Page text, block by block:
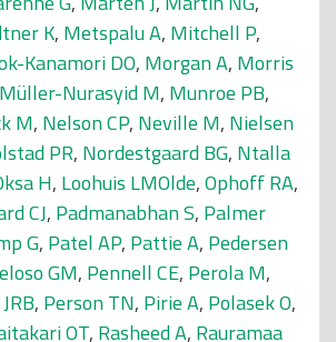
K, Metspalu A, Mitchell P,
Kanamori DO, Morgan A, Morris
Müller-Nurasyid M, Munroe PB,
M, Nelson CP, Neville M, Nielsen
PR, Nordestgaard BG, Ntalla
H, Loohuis LMOlde,Ophoff RA,
CJ, Padmanabhan S, Palmer
G, Patel AP, Pattie A, Pedersen
GM, Pennell CE, Perola M,
, Person TN, Pirie A, Polasek O,
OT, Rasheed A, Rauramaa